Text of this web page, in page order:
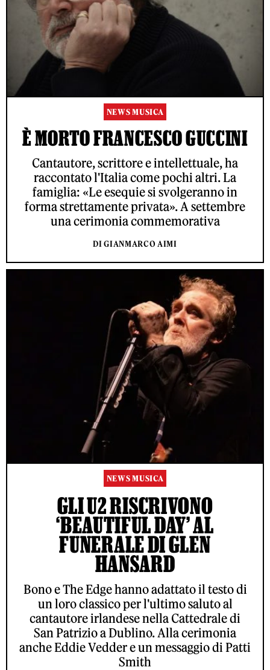
NEWS MUSICA
È MORTO FRANCESCO GUCCINI
Cantautore, scrittore e intellettuale, ha
raccontato l'Italia come pochi altri. La
famiglia: «Le esequie si svolgeranno in
forma strettamente privata». A settembre
una cerimonia commemorativa
DI GIANMARCO AIMI
NEWS MUSICA
GLI U2 RISCRIVONO
‘BEAUTIFUL DAY’ AL
FUNERALE DI GLEN
HANSARD
Bono e The Edge hanno adattato il testo di
un loro classico per l'ultimo saluto al
cantautore irlandese nella Cattedrale di
San Patrizio a Dublino. Alla cerimonia
anche Eddie Vedder e un messaggio di Patti
Smith